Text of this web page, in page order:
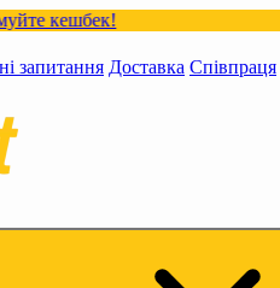
запитання Доставка Співпраця